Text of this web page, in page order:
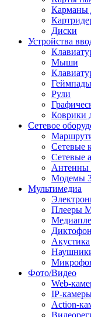
Карманы
Диски
Устройства
Мыши
Геймпады
Рули
Коврики
Сетевое
Сетевые
Сетевые
Антенны
Модемы
Мультимедиа
Плееры
Акустика
Фото/Видео
Web-
IP-
Action-